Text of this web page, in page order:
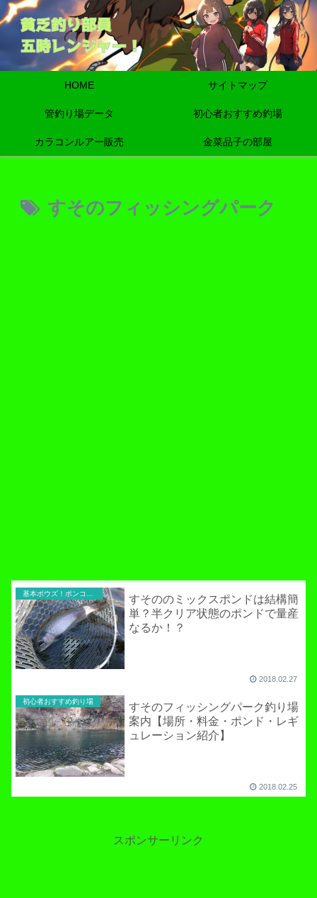
HOME サイトマップ
管釣り場データ 初心者おすすめ釣場
カラコンルアー販売 金菜品子の部屋
すそのフィッシングパーク
すそののミックスポンドは結構簡
単？半クリア状態のポンドで量産
なるか！？
2018.02.27
初心者おすすめ釣り場
すそのフィッシングパーク釣り場
案内【場所・料金・ポンド・レギ
ュレーション紹介】
2018.02.25
スポンサーリンク